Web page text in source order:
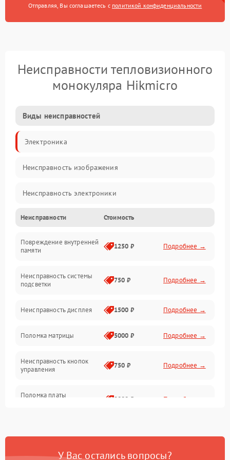
Отправляя, Вы соглашаетесь с политикой конфиденциальности
Неисправности тепловизионного
монокуляра Hikmicro
Виды неисправностей
Электроника
Неисправность изображения
Неисправность электроники
Электропитание
Матрица
Оптика
Неисправности Стоимость
Повреждение внутренней
памяти
1250 ₽ Подробнее →
Неисправность системы
подсветки
750 ₽ Подробнее →
Неисправность дисплея 1500 ₽ Подробнее →
Поломка матрицы 5000 ₽ Подробнее →
Неисправность кнопок
управления
750 ₽ Подробнее →
Поломка платы
2000 ₽ Подробнее →
аккумулятора
У Вас остались вопросы?